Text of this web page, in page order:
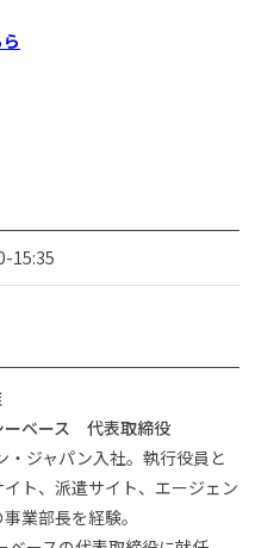
15:35
ーベース 代表取締役
・ジャパン入社。執行役員と
イト、派遣サイト、エージェン
業部長を経験。